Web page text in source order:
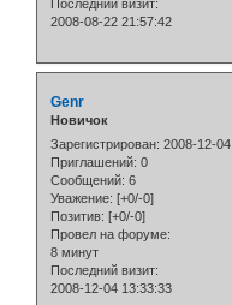
Последний визит:
2008-08-22 21:57:42
Genr
Новичок
Зарегистрирован: 2008-12-04
Приглашений: 0
Сообщений: 6
Уважение: [+0/-0]
Позитив: [+0/-0]
Провел на форуме:
8 минут
Последний визит:
2008-12-04 13:33:33